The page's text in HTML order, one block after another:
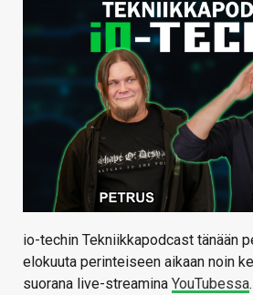
io-techin Tekniikkapodcast tänään
elokuuta perinteiseen aikaan noin
suorana live-streamina YouTubessa